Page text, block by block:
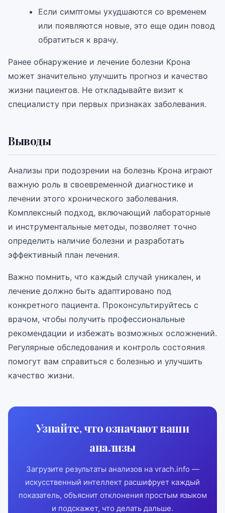
Если симптомы ухудшаются со временем
или появляются новые, это еще один повод
обратиться к врачу.
Ранее обнаружение и лечение болезни Крона
может значительно улучшить прогноз и качество
жизни пациентов. Не откладывайте визит к
специалисту при первых признаках заболевания.
Выводы
Анализы при подозрении на болезнь Крона играют
важную роль в своевременной диагностике и
лечении этого хронического заболевания.
Комплексный подход, включающий лабораторные
и инструментальные методы, позволяет точно
определить наличие болезни и разработать
эффективный план лечения.
Важно помнить, что каждый случай уникален, и
лечение должно быть адаптировано под
конкретного пациента. Проконсультируйтесь с
врачом, чтобы получить профессиональные
рекомендации и избежать возможных осложнений.
Регулярные обследования и контроль состояния
помогут вам справиться с болезнью и улучшить
качество жизни.
Узнайте, что означают ваши
анализы
Загрузите результаты анализов на vrach.info —
искусственный интеллект расшифрует каждый
показатель, объяснит отклонения простым языком
и подскажет, что делать дальше.